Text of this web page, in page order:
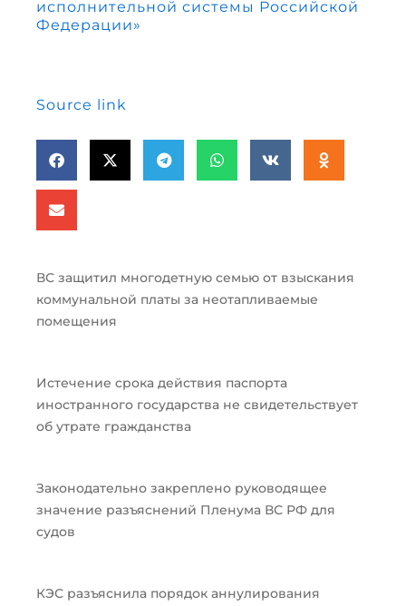
исполнительной системы Российской
Федерации»
Source link
ВС защитил многодетную семью от взыскания
коммунальной платы за неотапливаемые
помещения
Истечение срока действия паспорта
иностранного государства не свидетельствует
об утрате гражданства
Законодательно закреплено руководящее
значение разъяснений Пленума ВС РФ для
судов
КЭС разъяснила порядок аннулирования